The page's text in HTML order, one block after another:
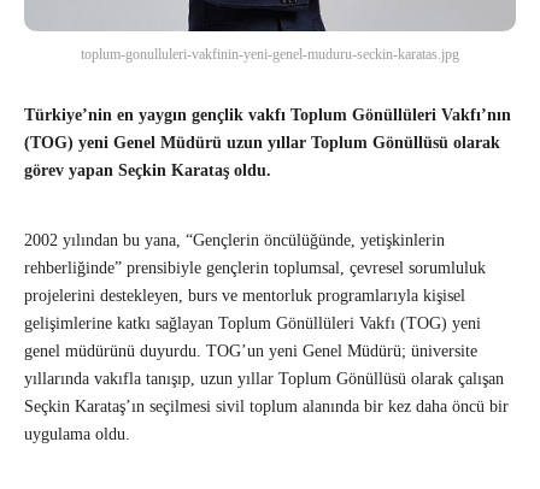
toplum-gonulluleri-vakfinin-yeni-genel-muduru-seckin-karatas.jpg
Türkiye’nin en yaygın gençlik vakfı Toplum Gönüllüleri Vakfı’nın
(TOG) yeni Genel Müdürü uzun yıllar Toplum Gönüllüsü olarak
görev yapan Seçkin Karataş oldu.
2002 yılından bu yana, “Gençlerin öncülüğünde, yetişkinlerin
rehberliğinde” prensibiyle gençlerin toplumsal, çevresel sorumluluk
projelerini destekleyen, burs ve mentorluk programlarıyla kişisel
gelişimlerine katkı sağlayan Toplum Gönüllüleri Vakfı (TOG) yeni
genel müdürünü duyurdu. TOG’un yeni Genel Müdürü; üniversite
yıllarında vakıfla tanışıp, uzun yıllar Toplum Gönüllüsü olarak çalışan
Seçkin Karataş’ın seçilmesi sivil toplum alanında bir kez daha öncü bir
uygulama oldu.